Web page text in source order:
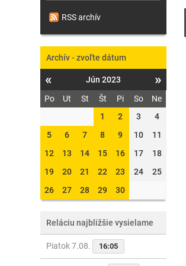
RSS archív
Archív - zvoľte dátum
« Jún 2023 »
Po Ut St Št Pi So
Ne
1
2 3
4
5
6 7 8 9 10
11
12
13 14 15 16 17
18
19
20 21 22 23 24
25
26
27 28 29 30
Reláciu najbližšie vysielame
Piatok 7.08. 16:05